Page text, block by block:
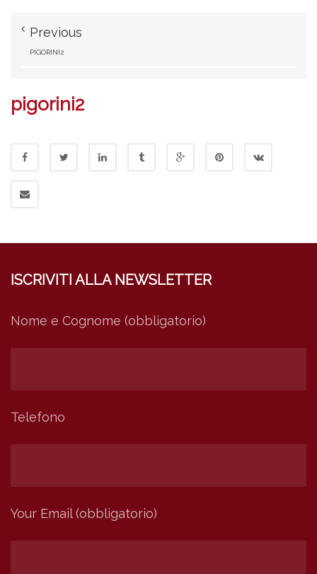
Previous
PIGORINI2
pigorini2
ISCRIVITI ALLA NEWSLETTER
Nome e Cognome (obbligatorio)
Telefono
Your Email (obbligatorio)